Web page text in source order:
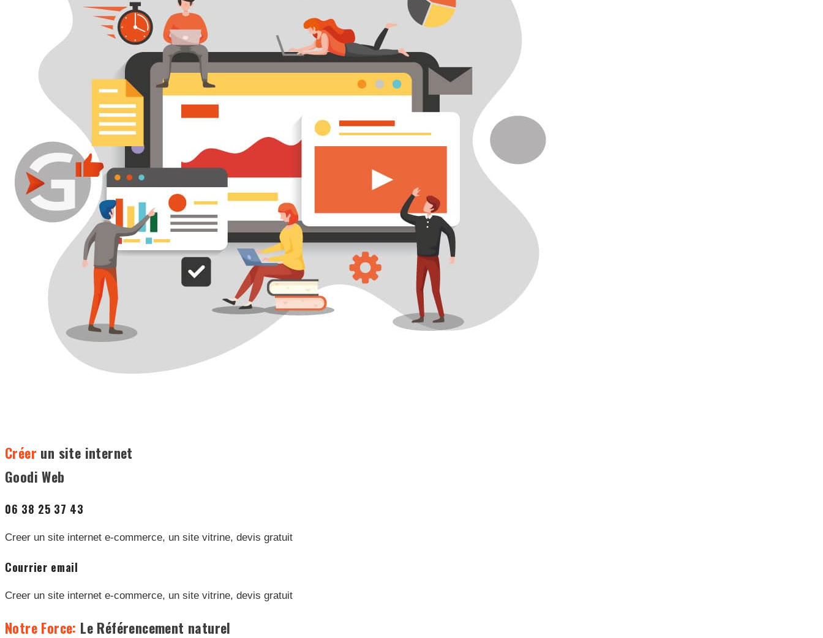
Créer un site internet
Goodi Web
06 38 25 37 43
Creer un site internet e-commerce, un site vitrine, devis gratuit
Courrier email
Creer un site internet e-commerce, un site vitrine, devis gratuit
Notre Force: Le Référencement naturel